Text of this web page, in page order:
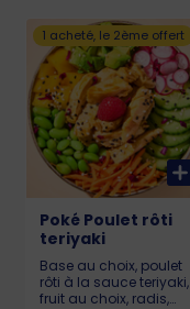
1 acheté, le 2ème offert
Poké Poulet rôti
teriyaki
Base au choix, poulet
rôti à la sauce teriyaki,
fruit au choix, radis,